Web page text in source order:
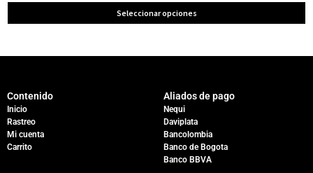
Seleccionar opciones
Contenido
Inicio
Rastreo
Mi cuenta
Carrito
Aliados de pago
Nequi
Daviplata
Bancolombia
Banco de Bogota
Banco BBVA